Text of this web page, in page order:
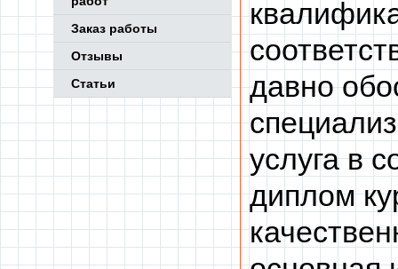
Заказ работы
Отзывы
Статьи
давно
услуга в
диплом